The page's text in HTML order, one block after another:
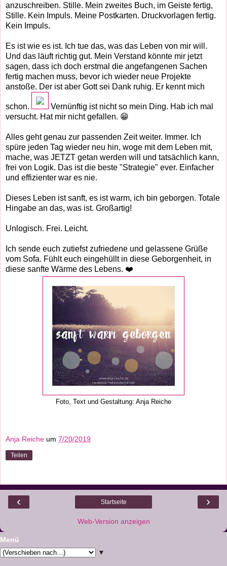
anzuschreiben. Stille. Mein zweites Buch, im Geiste fertig,
Stille. Kein Impuls. Meine Postkarten. Druckvorlagen fertig.
Kein Impuls.
Es ist wie es ist. Ich tue das, was das Leben von mir will.
Und das läuft richtig gut. Mein Verstand könnte mir jetzt
sagen, dass ich doch erstmal die angefangenen Sachen
fertig machen muss, bevor ich wieder neue Projekte
anstoße. Der ist aber Gott sei Dank ruhig. Er kennt mich
schon.
Vernünftig ist nicht so mein Ding. Hab ich mal
versucht. Hat mir nicht gefallen. 😁
Alles geht genau zur passenden Zeit weiter. Immer. Ich
spüre jeden Tag wieder neu hin, woge mit dem Leben mit,
mache, was JETZT getan werden will und tatsächlich kann,
frei von Logik. Das ist die beste "Strategie" ever. Einfacher
und effizienter war es nie.
Dieses Leben ist sanft, es ist warm, ich bin geborgen. Totale
Hingabe an das, was ist. Großartig!
Unlogisch. Frei. Leicht.
Ich sende euch zutiefst zufriedene und gelassene Grüße
vom Sofa. Fühlt euch eingehüllt in diese Geborgenheit, in
diese sanfte Wärme des Lebens. ❤️
Foto, Text und Gestaltung: Anja Reiche
Anja Reiche um 7/20/2019
Teilen
‹ ›
Startseite
Web-Version anzeigen
Menü
▼